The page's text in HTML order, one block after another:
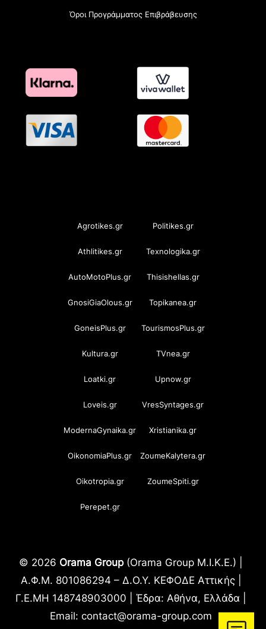
Όροι Προγράμματος Επιβράβευσης
Agrotikes.gr Politikes.gr
Athlitikes.gr Texnologika.gr
AutoMotoPlus.gr Thisishellas.gr
GnosiGiaOlous.gr Topikanea.gr
GoneisPlus.gr TourismosPlus.gr
Kultura.gr TVnea.gr
Loatki.gr Upnow.gr
Loveis.gr VresSyntages.gr
ModernaGynaika.gr Xristianika.gr
OikonomiaPlus.gr ZoumeKalytera.gr
Oikotropia.gr ZoumeSpiti.gr
Perepet.gr
© 2026 Orama Group(Orama Group Μ.Ι.Κ.Ε.) |
Α.Φ.Μ. 801086294 – Δ.Ο.Υ. ΚΕΦΟΔΕ Αττικής |
Γ.Ε.ΜΗ 148748903000 | Έδρα: Αθήνα, Ελλάδα |
Email: contact@orama-group.com